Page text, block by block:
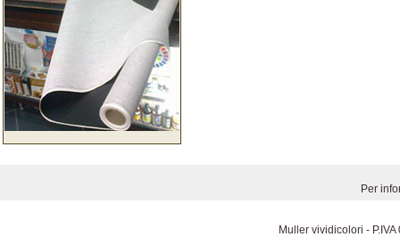
Per
Muller vividicolori -